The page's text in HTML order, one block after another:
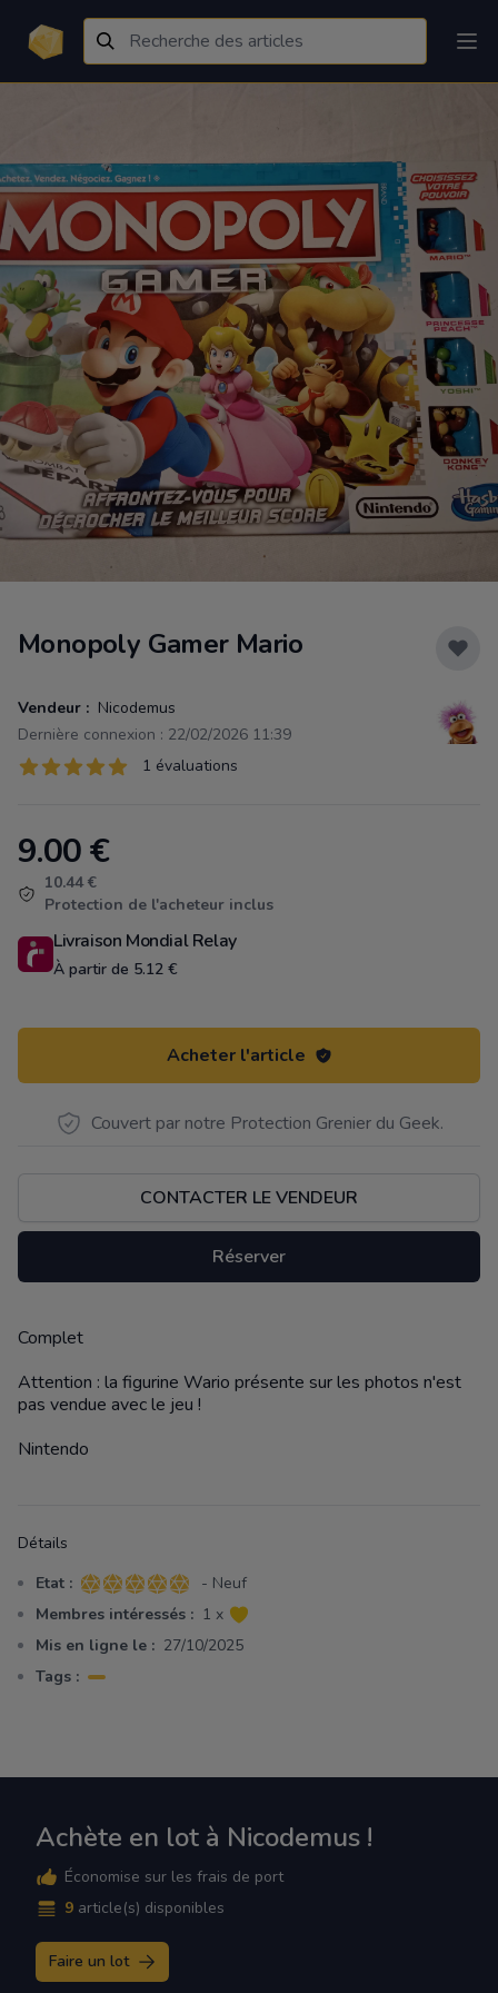
Monopoly Gamer Mario
Vendeur : Nicodemus
Dernière connexion : 22/02/2026 11:39
Évaluations
1 sur 5 étoiles 1 évaluations
Product information
9.00€
10.44 €
Protection de l'acheteur inclus
Livraison Mondial Relay
À partir de 5.12 €
Acheter l'article
Couvert par notre Protection Grenier du Geek.
CONTACTER LE VENDEUR
Réserver
Description
Complet
Attention : la figurine Wario présente sur les photos n'est
pas vendue avec le jeu !
Nintendo
Détails
Etat : 5 sur 5 étoiles
- Neuf
Membres intéressés : 1 x
Mis en ligne le : 27/10/2025
Tags :
Achète en lot à Nicodemus !
Économise sur les frais de port
9 article(s) disponibles
Faire un lot